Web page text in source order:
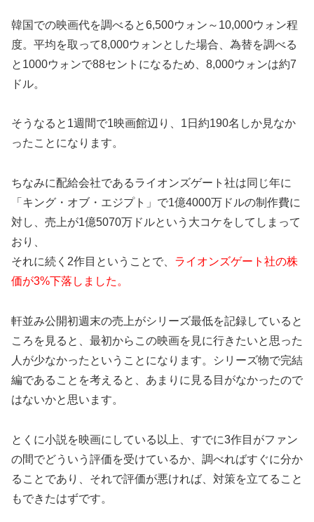
韓国での映画代を調べると6,500ウォン～10,000ウォン程
度。平均を取って8,000ウォンとした場合、為替を調べる
と1000ウォンで88セントになるため、8,000ウォンは約7
ドル。
そうなると1週間で1映画館辺り、1日約190名しか見なか
ったことになります。
ちなみに配給会社であるライオンズゲート社は同じ年に
「キング・オブ・エジプト」で1億4000万ドルの制作費に
対し、売上が1億5070万ドルという大コケをしてしまって
おり、
それに続く2作目ということで、 ライオンズゲート社の株
価が3%下落しました。
軒並み公開初週末の売上がシリーズ最低を記録していると
ころを見ると、最初からこの映画を見に行きたいと思った
人が少なかったということになります。シリーズ物で完結
編であることを考えると、あまりに見る目がなかったので
はないかと思います。
とくに小説を映画にしている以上、すでに3作目がファン
の間でどういう評価を受けているか、調べればすぐに分か
ることであり、それで評価が悪ければ、対策を立てること
もできたはずです。